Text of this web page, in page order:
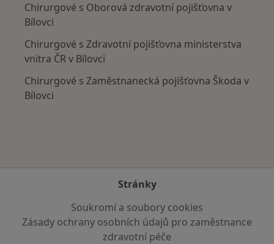
Chirurgové s Oborová zdravotní pojišťovna v
Bílovci
Chirurgové s Zdravotní pojišťovna ministerstva
vnitra ČR v Bílovci
Chirurgové s Zaměstnanecká pojišťovna Škoda v
Bílovci
Stránky
Soukromí a soubory cookies
Zásady ochrany osobních údajů pro zaměstnance
zdravotní péče